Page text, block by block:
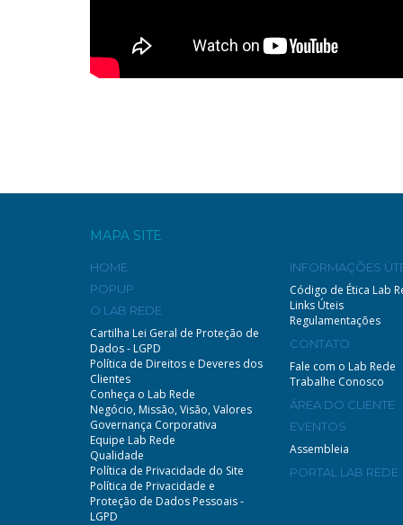
MAPA SITE
HOME
POPUP
O LAB REDE
Cartilha Lei Geral de Proteção de
Dados - LGPD
Política de Direitos e Deveres dos
Clientes
Conheça o Lab Rede
Negócio, Missão, Visão, Valores
Governança Corporativa
Equipe Lab Rede
Qualidade
Política de Privacidade do Site
Política de Privacidade e
Proteção de Dados Pessoais -
LGPD
INFORMAÇÕES
Código de Ética Lab
Links Úteis
Regulamentações
CONTATO
Fale com o Lab Rede
Trabalhe Conosco
ÁREA DO CLIENTE
EVENTOS
Assembleia
PORTAL LAB REDE